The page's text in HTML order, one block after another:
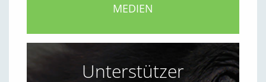
MEDIEN
Unterstützer